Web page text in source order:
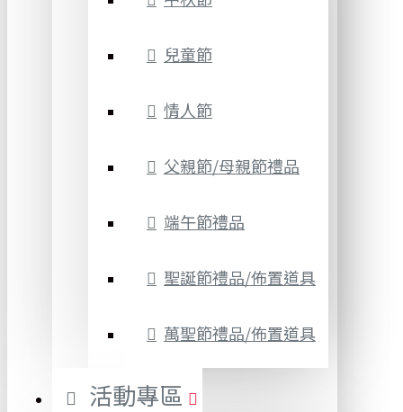
兒童節
情人節
父親節/母親節禮品
端午節禮品
聖誕節禮品/佈置道具
萬聖節禮品/佈置道具
活動專區